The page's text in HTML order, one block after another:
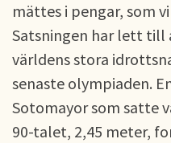
mättes i pengar, som
Satsningen har lett till
världens stora
senaste olympiaden.
Sotomayor som satte
90-talet, 2,45 meter,